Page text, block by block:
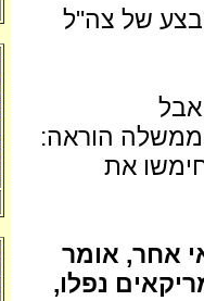
של צה"ל
הוראה:
את
אחר, אומר
נפלו,